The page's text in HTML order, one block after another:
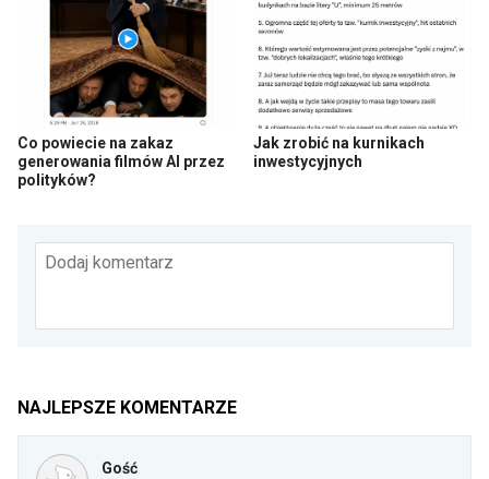
Co powiecie na zakaz
generowania filmów AI przez
polityków?
Jak zrobić na kurnikach
inwestycyjnych
Dodaj komentarz
NAJLEPSZE KOMENTARZE
Gość